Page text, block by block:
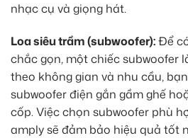
nhạc cụ và giọng hát.
Loa siêu trầm (subwoofer):Để
chắc gọn, một chiếc subwoofer
theo không gian và nhu cầu,
subwoofer điện gắn gầm ghế
cốp. Việc chọn subwoofer phù
amply sẽ đảm bảo hiệu quả tốt